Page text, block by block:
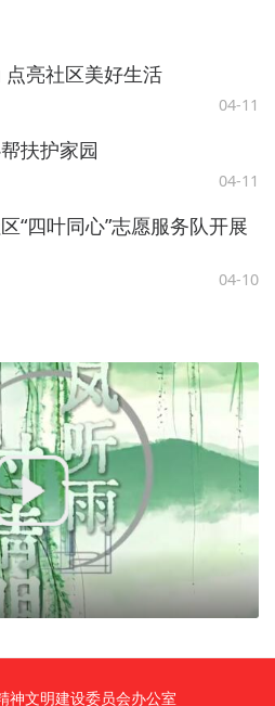
亮社区美好生活
04-11
扶护家园
04-11
“四叶同心”志愿服务队开展
04-10
神文明建设委员会办公室